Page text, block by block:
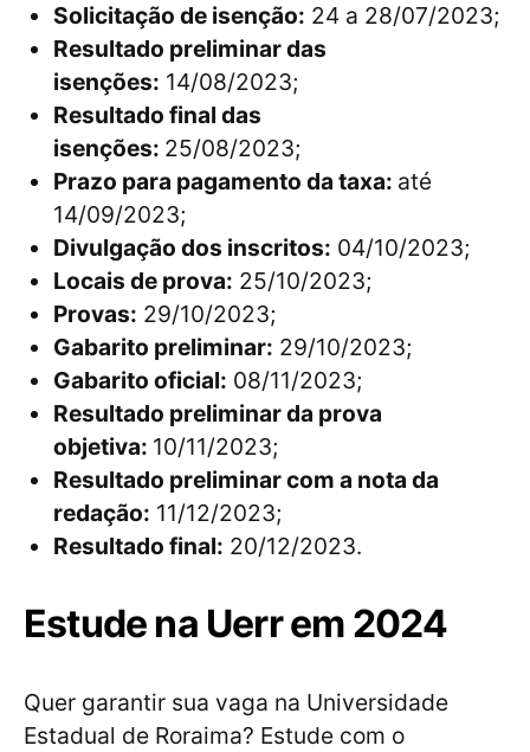
Solicitação de isenção: 24 a 28/07/2023;
Resultado preliminar das
isenções: 14/08/2023;
Resultado final das
isenções: 25/08/2023;
Prazo para pagamento da taxa: até
14/09/2023;
Divulgação dos inscritos: 04/10/2023;
Locais de prova: 25/10/2023;
Provas: 29/10/2023;
Gabarito preliminar: 29/10/2023;
Gabarito oficial: 08/11/2023;
Resultado preliminar da prova
objetiva: 10/11/2023;
Resultado preliminar com a nota da
redação: 11/12/2023;
Resultado final: 20/12/2023.
Estude na Uerr em 2024
Quer garantir sua vaga na Universidade
Estadual de Roraima? Estude com o